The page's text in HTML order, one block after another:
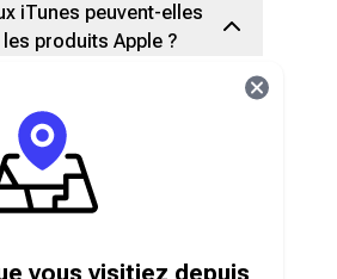
iTunes peuvent-elles
produits Apple ?
Apple . Elles servent
des produits et services
cadeaux App Store,
vous visitiez depuis